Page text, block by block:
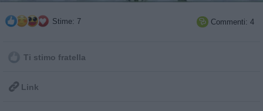
Stime: 7  Commenti: 4
Ti stimo fratella
 Link